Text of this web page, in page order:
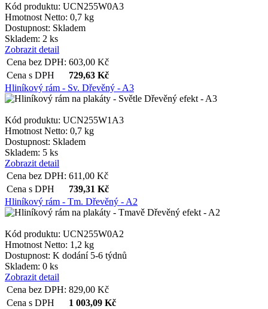
Kód produktu: UCN255W0A3
Hmotnost Netto: 0,7 kg
Dostupnost: Skladem
Skladem: 2 ks
Zobrazit detail
Cena bez DPH: 603,00 Kč
Cena s DPH
729,63 Kč
Hliníkový rám - Sv. Dřevěný - A3
Kód produktu: UCN255W1A3
Hmotnost Netto: 0,7 kg
Dostupnost: Skladem
Skladem: 5 ks
Zobrazit detail
Cena bez DPH: 611,00 Kč
Cena s DPH
739,31 Kč
Hliníkový rám - Tm. Dřevěný - A2
Kód produktu: UCN255W0A2
Hmotnost Netto: 1,2 kg
Dostupnost: K dodání 5-6 týdnů
Skladem: 0 ks
Zobrazit detail
Cena bez DPH: 829,00 Kč
Cena s DPH
1 003,09 Kč